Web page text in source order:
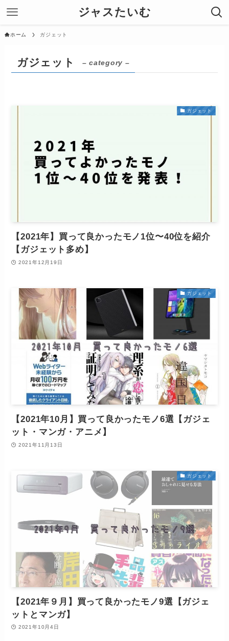
ジャスたいむ
ホーム ガジェット
ガジェット – category –
ガジェット
【2021年】買って良かったモノ1位〜40位を紹介
【ガジェット多め】
2021年12月19日
ガジェット
【2021年10月】買って良かったモノ6選【ガジェ
ット・マンガ・アニメ】
2021年11月13日
ガジェット
【2021年９月】買って良かったモノ9選【ガジェ
ットとマンガ】
2021年10月4日